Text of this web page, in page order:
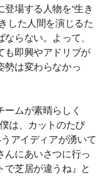
場する人物を“生き
した人間を演じるた
らない。よって、
も即興やアドリブが
勢は変わらなかっ
ムが素晴らしく
は、カットのたび
アイディアが湧いて
んにあいさつに行っ
芝居が違うね』と